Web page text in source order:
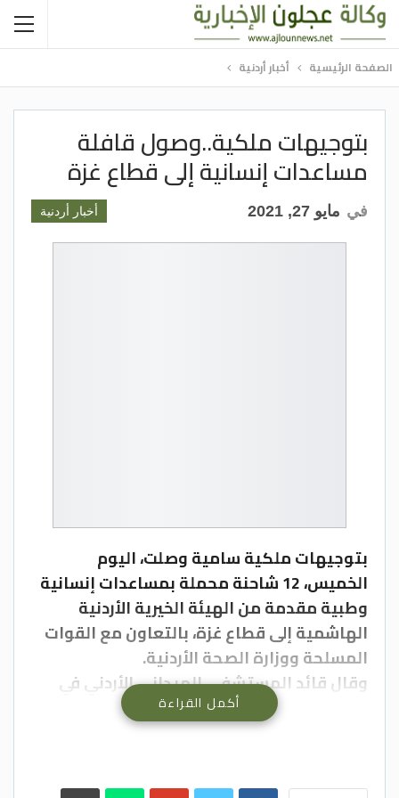
الصفحة الرئيسية أخبار أردنية
بتوجيهات ملكية..وصول قافلة
مساعدات إنسانية إلى قطاع غزة
أخبار أردنية في مايو 27, 2021
بتوجيهات ملكية سامية وصلت، اليوم
الخميس، 12 شاحنة محملة بمساعدات إنسانية
وطبية مقدمة من الهيئة الخيرية الأردنية
الهاشمية إلى قطاع غزة، بالتعاون مع القوات
المسلحة ووزارة الصحة الأردنية.
وقال قائد المستشفى الميداني الأردني في
غزة العقيد الركن فارس الحنيطي، إن هذه
المساعدات تأتي ضمن توجيهات جلالة الملك
الأشقاء الفلسطينيين والتخفيف من المعاناة
أكمل القراءة